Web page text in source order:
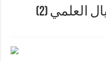
العلمي (2)